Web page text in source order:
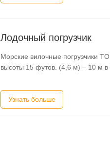
Лодочный погрузчик
Морские вилочные погрузчики
высоты 15 футов. (4,6 м) – 10 м в
безопасно транспортировать
Узнать больше